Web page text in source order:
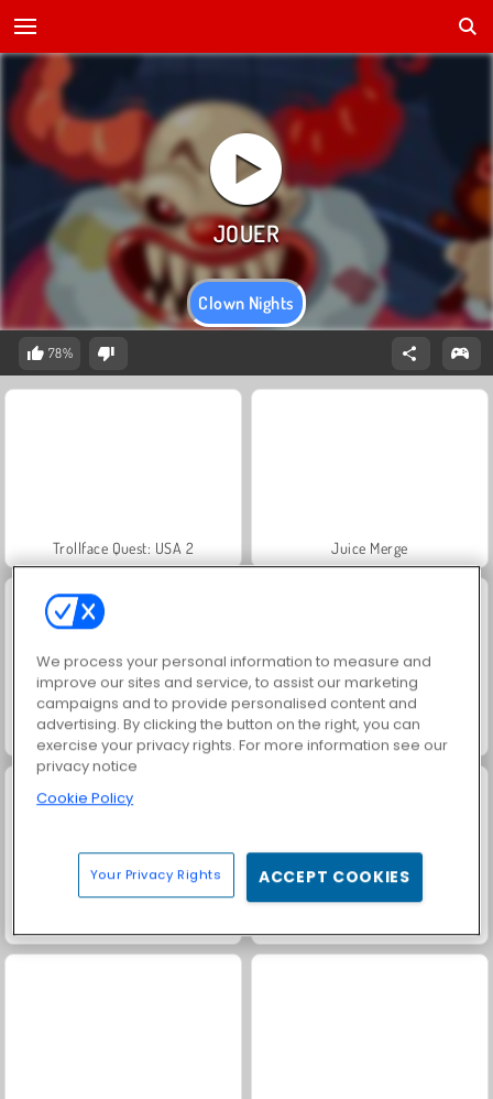
Clown Nights
78%
Trollface Quest: USA 2 Juice Merge
Jewel Garden Story Harvest Honors Classic
We process your personal information to measure and
improve our sites and service, to assist our marketing
campaigns and to provide personalised content and
advertising. By clicking the button on the right, you can
exercise your privacy rights. For more information see our
privacy notice
Cookie Policy
Your Privacy Rights ACCEPT COOKIES